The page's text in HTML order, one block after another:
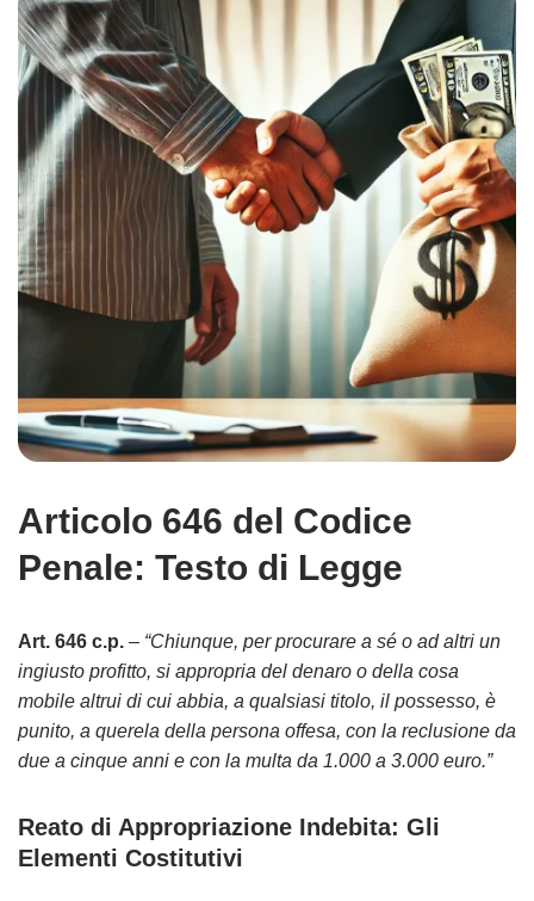
Articolo 646 del Codice
Penale: Testo di Legge
Art. 646 c.p. – “Chiunque, per procurare a sé o ad altri un
ingiusto profitto, si appropria del denaro o della cosa
mobile altrui di cui abbia, a qualsiasi titolo, il possesso, è
punito, a querela della persona offesa, con la reclusione da
due a cinque anni e con la multa da 1.000 a 3.000 euro.”
Reato di Appropriazione Indebita: Gli
Elementi Costitutivi